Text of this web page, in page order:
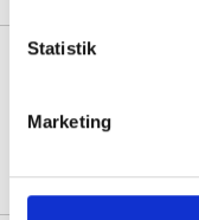
Statistik
Marketing